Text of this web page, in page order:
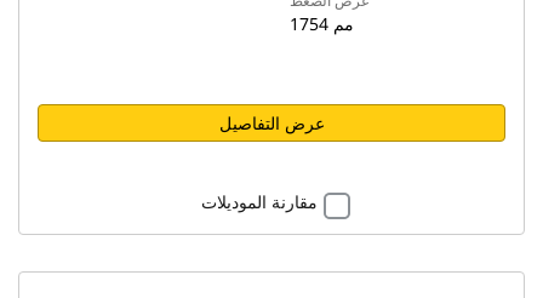
1754 مم
عرض التفاصيل
مقارنة الموديلات